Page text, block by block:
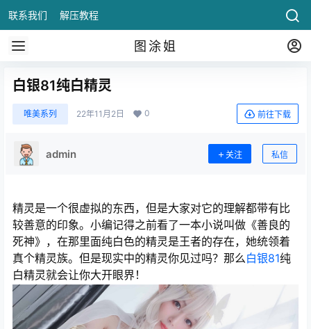
联系我们 解压教程
图涂姐
白银81纯白精灵
唯美系列 22年11月2日 0 前往下载
admin 关注 私信
精灵是一个很虚拟的东西，但是大家对它的理解都带有比
较善意的印象。小编记得之前看了一本小说叫做《善良的
死神》，在那里面纯白色的精灵是王者的存在，她统领着
真个精灵族。但是现实中的精灵你见过吗？那么白银81纯
白精灵就会让你大开眼界！